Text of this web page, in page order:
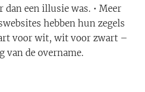
een illusie was. • Meer
hebben hun zegels
voor wit, wit voor zwart –
van de overname.